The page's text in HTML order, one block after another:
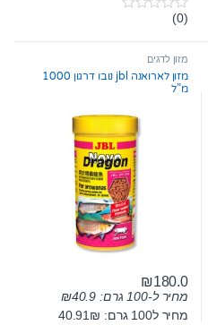
0
t
o
f
5
(0)
מזון לדגים
מזון לארואנה jbl נובו דרגון 1000
מ”ל
₪180.0
מחיר ל-100 גרם: ₪40.9
מחיר ל100 גרם: 40.91₪